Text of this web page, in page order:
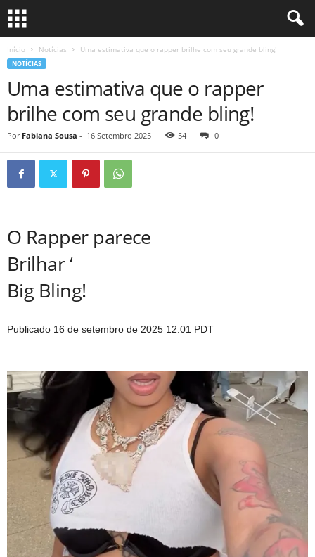
Início Notícias Uma estimativa que o rapper brilhe com seu grande bling!
NOTÍCIAS
Uma estimativa que o rapper
brilhe com seu grande bling!
Por Fabiana Sousa - 16 Setembro 2025 54 0
O Rapper parece
Brilhar ‘
Big Bling!
Publicado 16 de setembro de 2025 12:01 PDT